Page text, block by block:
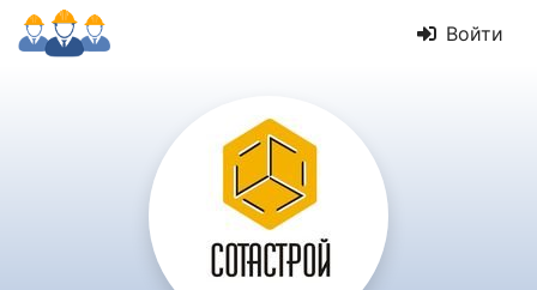
Войти